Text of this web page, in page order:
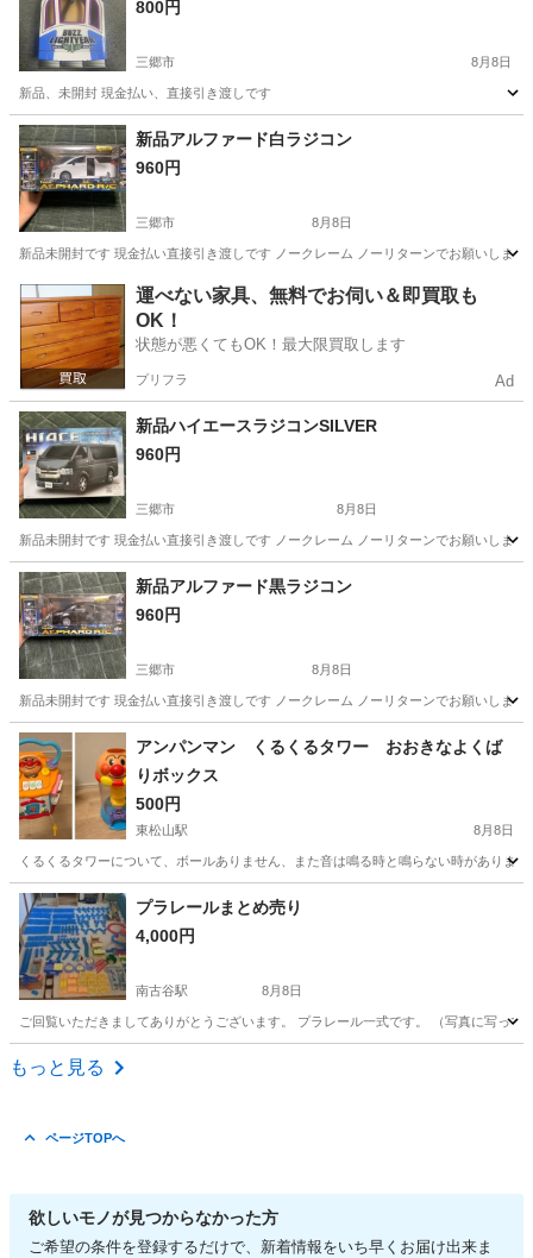
800円
三郷市 8月8日
新品、未開封 現金払い、直接引き渡しです
埼玉 三郷市 おもちゃ
新品アルファード白ラジコン
960円
三郷市 8月8日
新品未開封です 現金払い直接引き渡しです ノークレーム ノーリターンでお願いします
埼玉 三郷市 ラジコン 新品
運べない家具、無料でお伺い＆即買取も
OK！
状態が悪くてもOK！最大限買取します
プリフラ Ad
新品ハイエースラジコンSILVER
960円
三郷市 8月8日
新品未開封です 現金払い直接引き渡しです ノークレーム ノーリターンでお願いします
埼玉 三郷市 ラジコン
新品アルファード黒ラジコン
960円
三郷市 8月8日
新品未開封です 現金払い直接引き渡しです ノークレーム ノーリターンでお願いします
埼玉 三郷市 ラジコン
アンパンマン くるくるタワー おおきなよくば
りボックス
500円
東松山駅 8月8日
くるくるタワーについて、ボールありません、また音は鳴る時と鳴らない時がありま
埼玉 東松山市 東松山駅 おもちゃ
プラレールまとめ売り
4,000円
南古谷駅 8月8日
ご回覧いただきましてありがとうございます。 プラレール一式です。 （写真に写っ
埼玉 川越市
もっと見る
ページTOPへ
欲しいモノが見つからなかった方
ご希望の条件を登録するだけで、新着情報をいち早くお届け出来ま